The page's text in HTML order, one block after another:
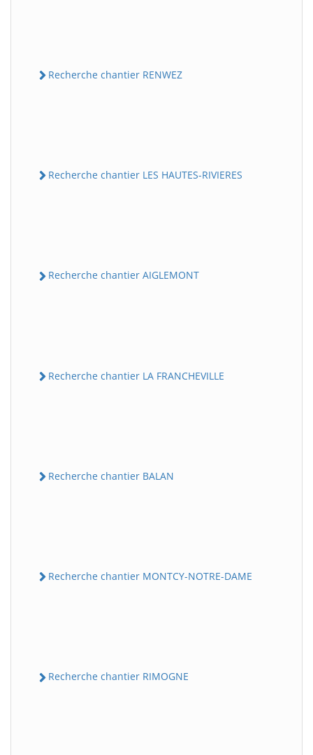
Recherche chantier RENWEZ
Recherche chantier LES HAUTES-RIVIERES
Recherche chantier AIGLEMONT
Recherche chantier LA FRANCHEVILLE
Recherche chantier BALAN
Recherche chantier MONTCY-NOTRE-DAME
Recherche chantier RIMOGNE